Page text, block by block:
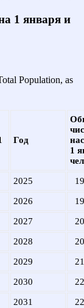
1 января и
Population, as
Год
1
2025
2026
2027
2028
2029
2030
2031